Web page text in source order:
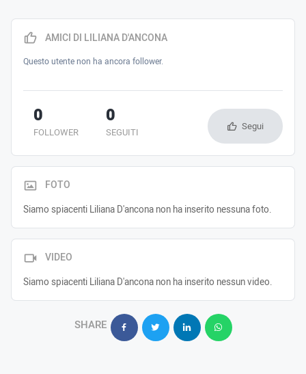
AMICI DI LILIANA D'ANCONA
Questo utente non ha ancora follower.
FOLLOWER
0
SEGUITI
0 Segui
FOTO
Siamo spiacenti Liliana D'ancona non ha inserito nessuna foto.
VIDEO
Siamo spiacenti Liliana D'ancona non ha inserito nessun video.
SHARE